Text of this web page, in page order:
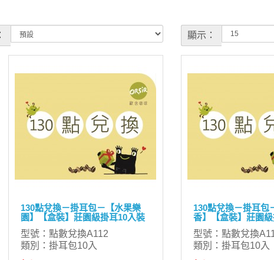
顯示：
130點兌換－掛耳包－【水果樂
園】【盒裝】莊園級掛耳10入裝
型號：點數兌換A112
類別：掛耳包10入
130點兌換－掛耳包
香】【盒裝】莊園
型號：點數兌換
類別：掛耳包10入